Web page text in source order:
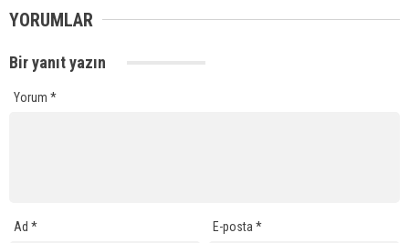
YORUMLAR
Bir yanıt yazın
Yorum *
Ad * E-posta*